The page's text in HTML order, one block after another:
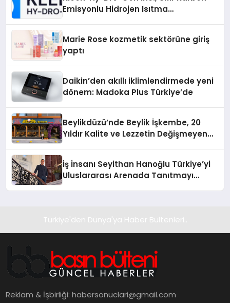
Emisyonlu Hidrojen Isıtma
Marie Rose kozmetik sektörüne giriş
yaptı
Daikin’den akıllı iklimlendirmede yeni
dönem: Madoka Plus Türkiye’de
Beylikdüzü’nde Beylik İşkembe, 20
Yıldır Kalite ve Lezzetin Değişmeyen
İş İnsanı Seyithan Hanoğlu Türkiye’yi
Uluslararası Arenada Tanıtmayı
Türkiye'den Dünya'ya Haber Bültenleri..
Reklam & İşbirliği:habersonuclari@gmail.com